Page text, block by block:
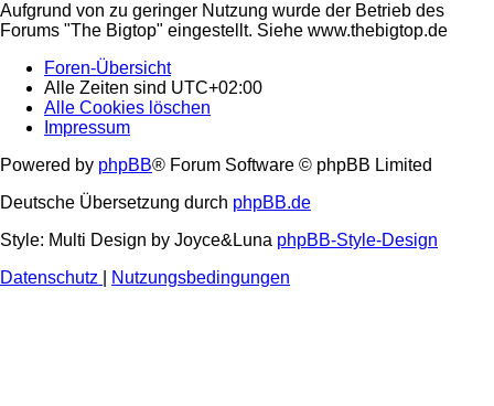
Aufgrund von zu geringer Nutzung wurde der Betrieb des
Forums "The Bigtop" eingestellt. Siehe www.thebigtop.de
Foren-Übersicht
Alle Zeiten sind UTC+02:00
Alle Cookies löschen
Impressum
Powered by phpBB® Forum Software © phpBB Limited
Deutsche Übersetzung durch phpBB.de
Style: Multi Design by Joyce&Luna phpBB-Style-Design
Datenschutz
Nutzungsbedingungen